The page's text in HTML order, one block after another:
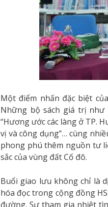
Một điểm nhấn đặc biệt
Những bộ sách giá trị như
“Hương ước các làng ở TP.
vị và công dụng”… cùng
phong phú thêm nguồn tư
sắc của vùng đất Cố đô.
Buổi giao lưu không chỉ là
hóa đọc trong cộng đồng
đường. Sự tham gia nhiệt